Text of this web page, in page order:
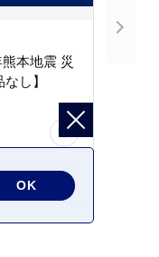
本地震 災
し】
OK